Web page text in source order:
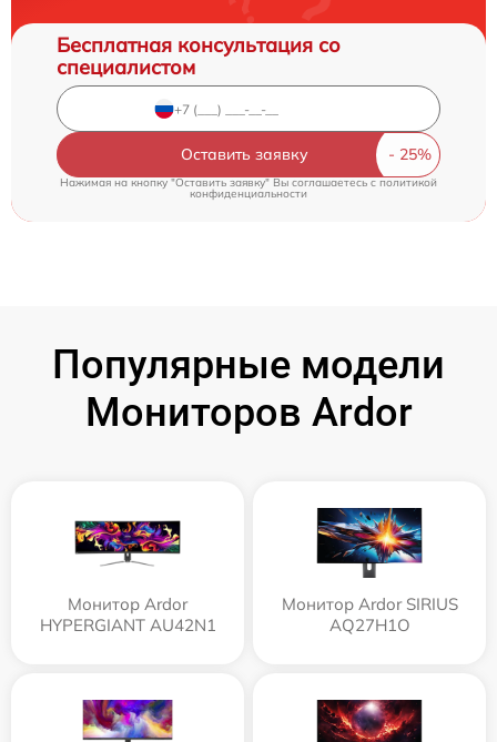
Бесплатная консультация со
специалистом
Оставить заявку
Нажимая на кнопку "Оставить заявку" Вы соглашаетесь c политикой
конфиденциальности
Популярные модели
Мониторов Ardor
Монитор Ardor
HYPERGIANT AU42N1
Монитор Ardor SIRIUS
AQ27H1O